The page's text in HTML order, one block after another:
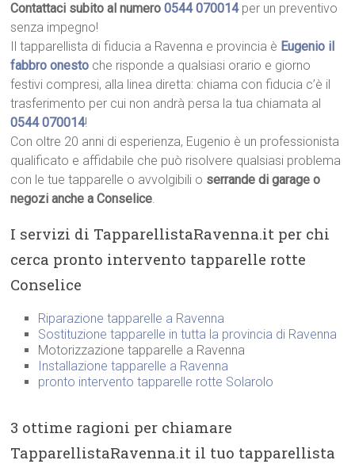
Contattaci subito al numero0544 070014per un preventivo
senza impegno!
Il tapparellista di fiducia a Ravenna e provincia è Eugenio il
fabbro onesto che risponde a qualsiasi orario e giorno
festivi compresi, alla linea diretta: chiama con fiducia c’è il
trasferimento per cui non andrà persa la tua chiamata al
0544 070014!
Con oltre 20 anni di esperienza, Eugenio è un professionista
qualificato e affidabile che può risolvere qualsiasi problema
con le tue tapparelle o avvolgibili o serrande di garage o
negozi anche a Conselice.
I servizi di TapparellistaRavenna.it per chi
cerca pronto intervento tapparelle rotte
Conselice
Riparazione tapparelle a Ravenna
Sostituzione tapparelle in tutta la provincia di Ravenna
Motorizzazione tapparelle a Ravenna
Installazione tapparelle a Ravenna
pronto intervento tapparelle rotte Solarolo
3 ottime ragioni per chiamare
TapparellistaRavenna.it il tuo tapparellista